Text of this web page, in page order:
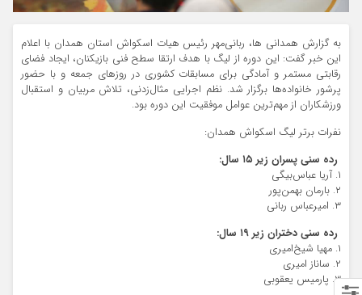
به گزارش همدانی ها، ربانی‌مهر رئیس هیات اسکواش استان همدان با اعلام
این خبر گفت: این دوره از لیگ با هدف ارتقا سطح فنی بازیکنان، ایجاد فضای
رقابتی مستمر و آمادگی برای مسابقات کشوری در روزهای جمعه و با حضور
پرشور خانواده‌ها برگزار شد. نظم اجرایی مثال‌زدنی، تلاش مربیان و استقبال
ورزشکاران از مهم‌ترین عوامل موفقیت این دوره بود.
نفرات برتر لیگ اسکواش همدان:
رده سنی پسران زیر ۱۵ سال:
۱. آریا عباس‌بیگی
۲. بارمان بهمن‌پور
۳. امیرعباس ربانی
رده سنی دختران زیر ۱۹ سال:
۱. مهیا شیخ‌امیری
۲. ساناز امیری
۳. پارمیس یعقوبی